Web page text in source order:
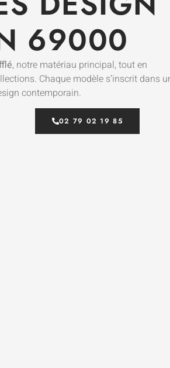
69000
, notre matériau principal, tout en
Chaque modèle s’inscrit dans
contemporain.
02 79 02 19 85